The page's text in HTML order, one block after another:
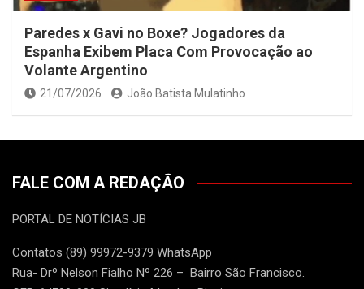
Paredes x Gavi no Boxe? Jogadores da
Espanha Exibem Placa Com Provocação ao
Volante Argentino
21/07/2026 João Batista Mulatinho
FALE COM A REDAÇÃO
PORTAL DE NOTÍCIAS JB
Contatos (89) 99972-9379 WhatsApp
Rua- Drº Nelson Fialho Nº 226 – Bairro São Francisco.